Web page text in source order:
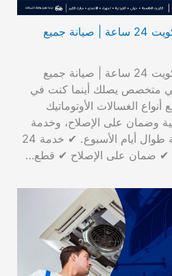
تصليح غسالات اتوماتيك الكويت 24 ساعة | صيانة جميع
تصليح غسالات اتوماتيك الكويت 24 ساعة | صيانة جميع
| 60615556 فني متخصص يصلك أينما كنت في
الغسالات الأوتوماتيك
وضمان على الإصلاح، وخدمة
منزلية على مدار 24 ساعة طوال أيام الأسبوع. ✔ خدمة 24
ضمان على الإصلاح ✔ قطع…